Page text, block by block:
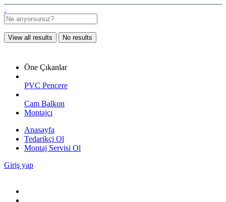
View all results No results
Öne Çıkanlar
PVC Pencere
Cam Balkon
Montajcı
Anasayfa
Tedarikçi Ol
Montaj Servisi Ol
Giriş yap